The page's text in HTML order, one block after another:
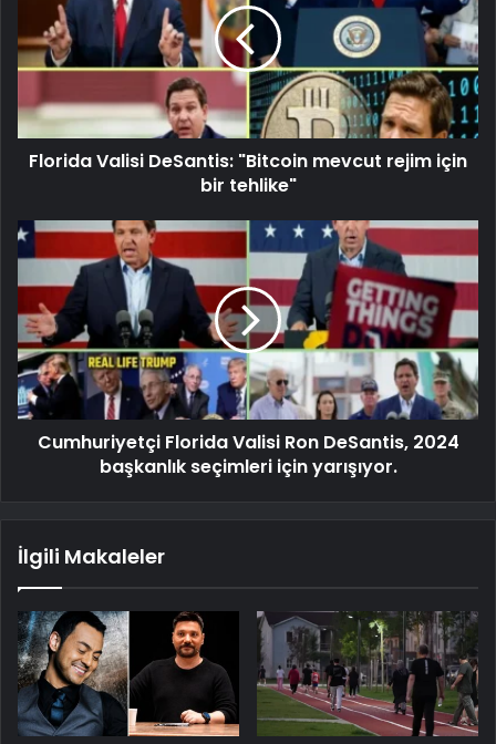
Florida Valisi DeSantis: "Bitcoin mevcut rejim için
bir tehlike"
Cumhuriyetçi Florida Valisi Ron DeSantis, 2024
başkanlık seçimleri için yarışıyor.
İlgili Makaleler